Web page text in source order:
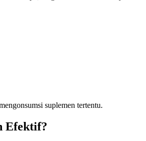
suplemen tertentu.
Efektif?